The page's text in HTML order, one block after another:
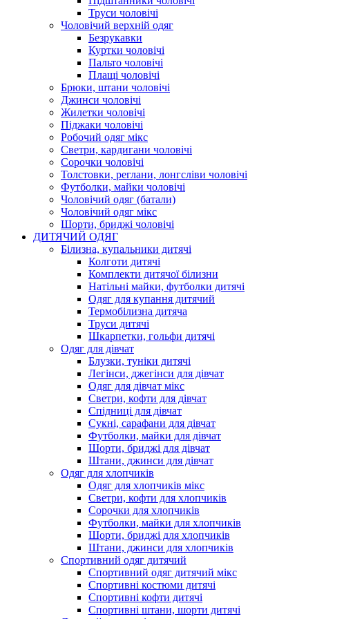
Труси чоловічі
Чоловічий верхній одяг
Безрукавки
Куртки чоловічі
Пальто чоловічі
Плащі чоловічі
Брюки, штани чоловічі
Джинси чоловічі
Жилетки чоловічі
Піджаки чоловічі
Робочий одяг мікс
Светри, кардигани чоловічі
Сорочки чоловічі
Толстовки, реглани, лонгсліви чоловічі
Футболки, майки чоловічі
Чоловічий одяг (батали)
Чоловічий одяг мікс
Шорти, бриджі чоловічі
ДИТЯЧИЙ ОДЯГ
Білизна, купальники дитячі
Колготи дитячі
Комплекти дитячої білизни
Натільні майки, футболки дитячі
Одяг для купання дитячий
Термобілизна дитяча
Труси дитячі
Шкарпетки, гольфи дитячі
Одяг для дівчат
Блузки, туніки дитячі
Легінси, джегінси для дівчат
Одяг для дівчат мікс
Светри, кофти для дівчат
Спідниці для дівчат
Сукні, сарафани для дівчат
Футболки, майки для дівчат
Шорти, бриджі для дівчат
Штани, джинси для дівчат
Одяг для хлопчиків
Одяг для хлопчиків мікс
Светри, кофти для хлопчиків
Сорочки для хлопчиків
Футболки, майки для хлопчиків
Шорти, бриджі для хлопчиків
Штани, джинси для хлопчиків
Спортивний одяг дитячий
Спортивний одяг дитячий мікс
Спортивні костюми дитячі
Спортивні кофти дитячі
Спортивні штани, шорти дитячі